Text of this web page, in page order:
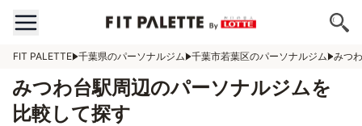
FIT PALETTE 千葉県のパーソナルジム 千葉市若葉区のパーソナルジム みつ
みつわ台駅周辺のパーソナルジムを
比較して探す